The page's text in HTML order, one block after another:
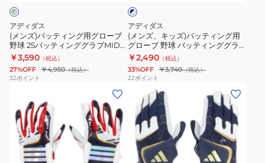
グ
ラ
ブ
TOP1
LBG204
グ
用
グ
ロ
ー
ブ
25
バ
アディダス
(メンズ)バッティング用グローブ
野球 25バッティンググラブMID
両手用 LBG504-4213
￥3,590 （税込）
27%OFF ￥4,950（税込）
32ポイント
テ
ィ
ン
グ
用
グ
ブ
球
ホ
ワ
イ
ト
アディダス
(メンズ、キッズ)バッティング用
グローブ 野球 バッティンググラ
ブBASIC 両手用 LBG403-2911
￥2,490 （税込）
33%OFF ￥3,740（税込）
22ポイント
ズ)
バ
ズ)
ッ